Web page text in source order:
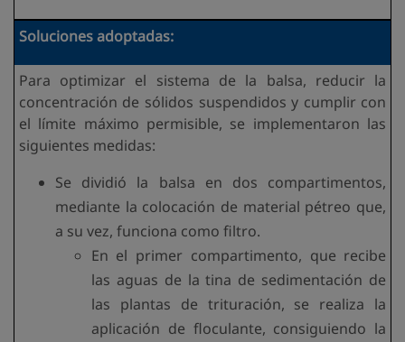
Soluciones adoptadas:
Para optimizar el sistema de la balsa, reducir la
concentración de sólidos suspendidos y cumplir con
el límite máximo permisible, se implementaron las
siguientes medidas:
Se dividió la balsa en dos compartimentos,
mediante la colocación de material pétreo que,
a su vez, funciona como filtro.
En el primer compartimento, que recibe
las aguas de la tina de sedimentación de
las plantas de trituración, se realiza la
aplicación de floculante, consiguiendo la